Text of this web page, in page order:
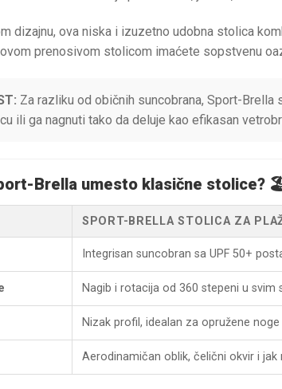
dizajnu, ova niska i izuzetno udobna stolica
prenosivom stolicom imaćete sopstvenu
Za razliku od običnih suncobrana, Sport-
ili ga nagnuti tako da deluje kao efikasan
Brella umesto klasične stolice?
SPORT-BRELLA STOLICA ZA
Integrisan suncobran sa UPF 50+
Nagib i rotacija od 360 stepeni u svim
Nizak profil, idealan za opružene noge
Aerodinamičan oblik, čelični okvir i jak